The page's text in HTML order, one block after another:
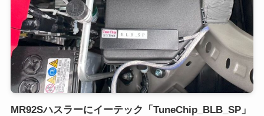
MR92Sハスラーにイーテック「TuneChip_BLB_SP」